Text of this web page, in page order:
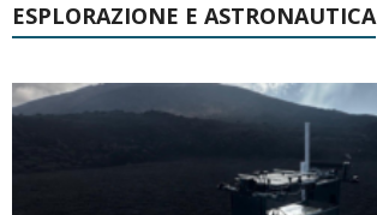
ESPLORAZIONE E ASTRONAUTICA